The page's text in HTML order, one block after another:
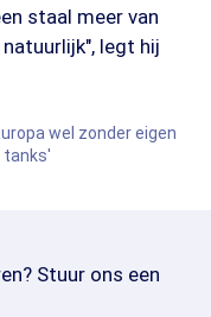
staal meer van
legt hij
wel zonder eigen
tanks'
Stuur ons een